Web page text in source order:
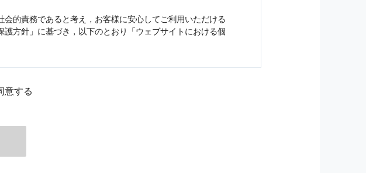
会的責務であると考え，お客様に安心してご利用いただける
護方針」に基づき，以下のとおり「ウェブサイトにおける個
用することはありません．
意する